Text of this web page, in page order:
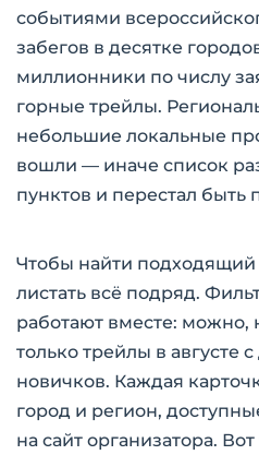
событиями
забегов в десятке
миллионники по числу
горные трейлы.
небольшие локальные
вошли — иначе список
пунктов и перестал быть
Чтобы найти подходящий
листать всё подряд.
работают вместе: можно,
только трейлы в августе
новичков. Каждая
город и регион,
на сайт организатора.